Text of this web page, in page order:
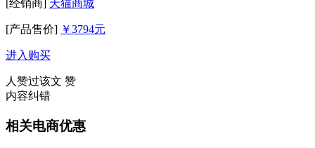
[经销商] 天猫商城
[产品售价] ￥3794元
进入购买
人赞过该文 赞
内容纠错
相关电商优惠